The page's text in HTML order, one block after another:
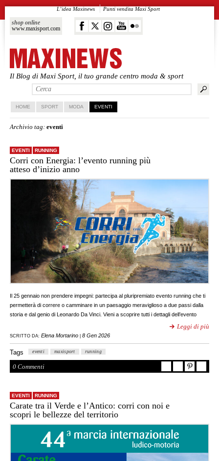
Il Blog di Maxi Sport, il tuo grande centro moda & sport
shop online
www.maxisport.com
L’idea Maxinews Punti vendita Maxi Sport
Vai al contenuto principale
Vai al contenuto secondario
HOME SPORT MODA EVENTI
Archivio tag:eventi
EVENTI RUNNING
Corri con Energia: l’evento running più
atteso d’inizio anno
Il 25 gennaio non prendere impegni: partecipa al pluripremiato evento running che ti
permetterà di correre o camminare in un paesaggio meraviglioso a due passi dalla
storia e dal genio di Leonardo Da Vinci. Vieni a scoprire tutti i dettagli dell’evento
Leggi di più
SCRITTO DA: Elena Mortarino 8 Gen 2026
Tags eventi maxisport running
0 Commenti
EVENTI RUNNING
Carate tra il Verde e l’Antico: corri con noi e
scopri le bellezze del territorio